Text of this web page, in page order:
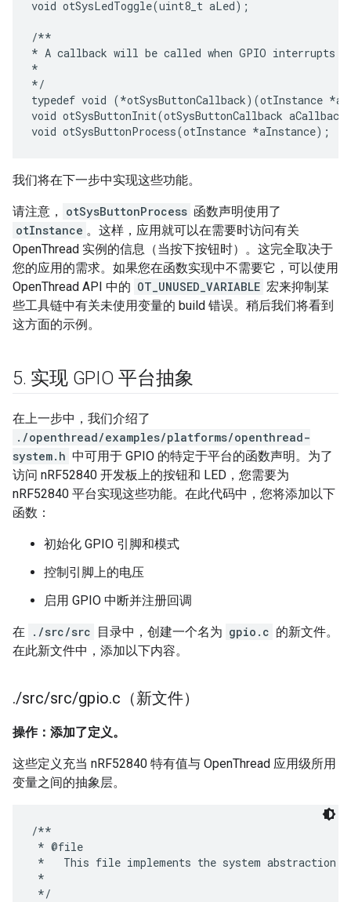
void otSysLedToggle(uint8_t aLed);
/**
* A callback will be called when GPIO interrupts
*
*/
typedef void (*otSysButtonCallback)(otInstance
void otSysButtonInit(otSysButtonCallback
我们将在下一步中实现这些功能。
请注意， otSysButtonProcess 函数声明使用了
otInstance 。这样，应用就可以在需要时访问有关
OpenThread 实例的信息（当按下按钮时）。这完全取决于
您的应用的需求。如果您在函数实现中不需要它，可以使用
OpenThread API 中的 OT_UNUSED_VARIABLE 宏来抑制某
些工具链中有关未使用变量的 build 错误。稍后我们将看到
这方面的示例。
5. 实现 GPIO 平台抽象
在上一步中，我们介绍了
./openthread/examples/platforms/openthread-
system.h 中可用于 GPIO 的特定于平台的函数声明。为了
访问 nRF52840 开发板上的按钮和 LED，您需要为
nRF52840 平台实现这些功能。在此代码中，您将添加以下
函数：
初始化 GPIO 引脚和模式
控制引脚上的电压
启用 GPIO 中断并注册回调
在 ./src/src 目录中，创建一个名为 gpio.c 的新文件。
在此新文件中，添加以下内容。
./src/src/gpio.c（新文件）
操作：添加了定义。
这些定义充当 nRF52840 特有值与 OpenThread 应用级所用
变量之间的抽象层。
/**
* @file
*   This file implements the system abstraction for
*
*/